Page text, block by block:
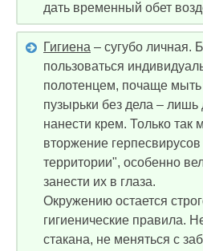
дать временный обет
Гигиена – сугубо личная.
пользоваться
полотенцем, почаще мыть
пузырьки без дела – лишь
нанести крем. Только так
вторжение
территории", особенно
занести их в глаза.
Окружению остается
гигиенические правила.
стакана, не меняться с